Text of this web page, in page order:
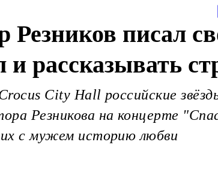
Резников писал
и рассказывать
City Hall российские
Резникова на концерте
с мужем историю любви